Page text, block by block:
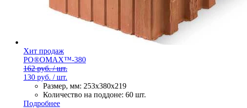
Хит продаж
PO®OMAX™-380
162 руб. / шт.
130 руб. / шт.
Размер, мм: 253х380х219
Количество на поддоне: 60 шт.
Подробнее